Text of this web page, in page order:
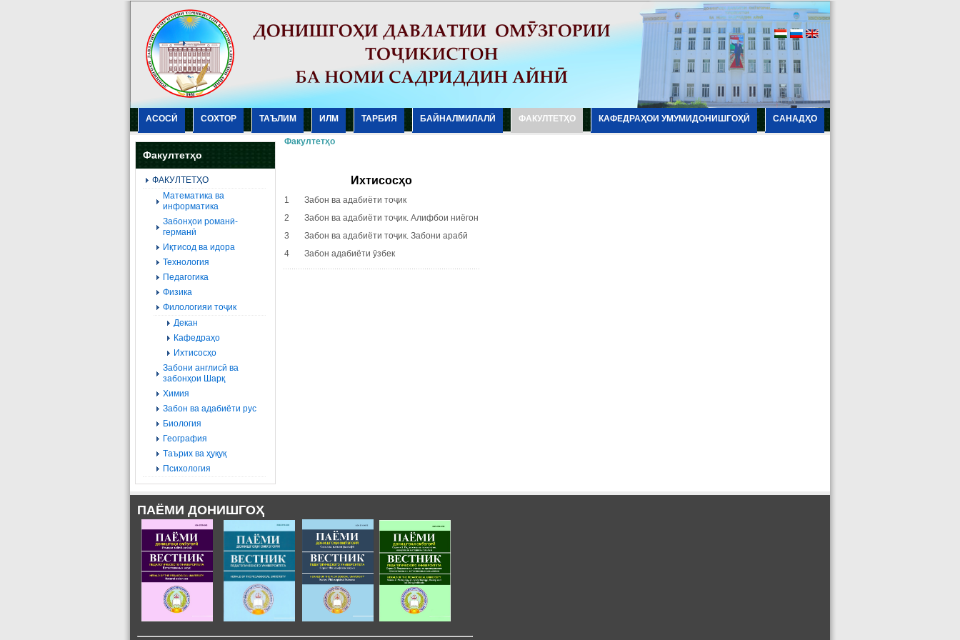
АСОСӢ СОХТОР ТАЪЛИМ ИЛМ ТАРБИЯ БАЙНАЛМИЛАЛӢ ФАКУЛТЕТҲО КАФЕДРАҲОИ УМУМИДОНИШГОҲӢ САНАДҲО
Факултетҳо
ФАКУЛТЕТҲО
Mатематика ва
информатика
Забонҳои романӣ-
германӣ
Иқтисод ва идора
Технология
Педагогика
Физика
Филологияи тоҷик
Декан
Кафедраҳо
Ихтисосҳо
Забони англисӣ ва
забонҳои Шарқ
Химия
Забон ва адабиёти рус
Биология
География
Tаърих ва ҳуқуқ
Психология
Факултетҳо
Ихтисосҳо
1 Забон ва адабиёти тоҷик
2 Забон ва адабиёти тоҷик. Алифбои ниёгон
3 Забон ва адабиёти тоҷик. Забони арабӣ
4 Забон адабиёти ӯзбек
ПАЁМИ ДОНИШГОҲ